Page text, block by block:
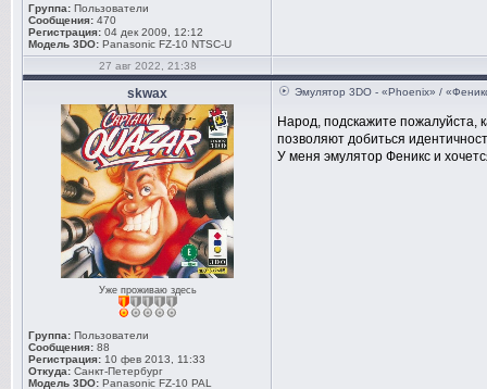
Группа: Пользователи
Сообщения: 470
Регистрация: 04 дек 2009, 12:12
Модель 3DO: Panasonic FZ-10 NTSC-U
27 авг 2022, 21:38
skwax
Уже проживаю здесь
Группа: Пользователи
Сообщения: 88
Регистрация: 10 фев 2013, 11:33
Откуда: Санкт-Петербург
Модель 3DO: Panasonic FZ-10 PAL
Эмулятор 3DO - «Phoenix» /
Народ, подскажите пожалуйста,
позволяют добиться
У меня эмулятор Феникс и